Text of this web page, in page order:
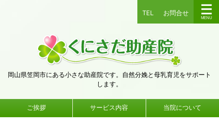
TEL お問合せ
岡山県笠岡市にある小さな助産院です。自然分娩と母乳育児をサポート
します。
ご挨拶 サービス内容 当院について